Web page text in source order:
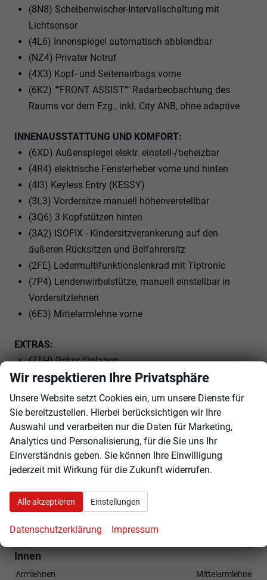
(8N8) Scheibenwischer-Intervallschaltung mit
Lichtsensor
(4L6) Innenspiegel automatisch abblendbar
(NZ4) Privater Notruf
(4X3) Kopf- und Seitenairbags vorne
(6K2) ""FRONT ASSIST"" Radarbeobachtung des
Raums vor dem Fzg., inkl. City ANB, ohne adaptive
INNENAUSSTATTUNG UND KOMFORT:
(6XD) Außenspiegel elektr. einstell-/beheizbar
(4R4) elektrische Fensterheber vorne und hinten
(4I3) Keyless Entry (KESSY)
(3L3) Vordersitze manuell höhenverstellbar
(3Q6) 3 Kopfstützen hinten
(3A2) ISOFIX - Kindersitzverankerung auf den
äußeren Rücksitzen und Beifahrersitz
(2FE) Ledermultifunktionslenkrad mit Tiptronic
(7P4) Lendenwirbelstütze, manuell einstellbar in
Vordersitzlehnen
(6E3) Mittelarmlehne vorne
EXTRAS:
(7TH) Dekor-Einlagen
(3GD) Ebener Ladeboden im Gepäckraum
(I8U) SKODA Infotainment
(7J1) volldigitales Kombiinstrument (virtual Cockpit)
(3S2) Dachreling schwarz
(8IT) LED- Hauptscheinwerfer
(HN) Loft
(8WB) Nebelscheinwerfer
(1G1) Reserverad, platzsparend
(N3A) Sitzbezüge in Stoff
Innen
Armlehnen
Mittelarmlehne
Wir respektieren Ihre Privatsphäre
Unsere Website setzt Cookies ein, um unsere Dienste für
Sie bereitzustellen. Hierbei berücksichtigen wir Ihre
Auswahl und verarbeiten nur die Daten für Marketing,
Analytics und Personalisierung, für die Sie uns Ihr
Einverständnis geben. Sie können Ihre Einwilligung
jederzeit mit Wirkung für die Zukunft widerrufen.
Alle akzeptieren Einstellungen
Datenschutzerklärung Impressum